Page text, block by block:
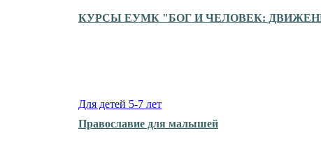
КУРСЫ ЕУМК "БОГ И ЧЕЛОВЕК:
Для детей 5-7 лет
Православие для малышей